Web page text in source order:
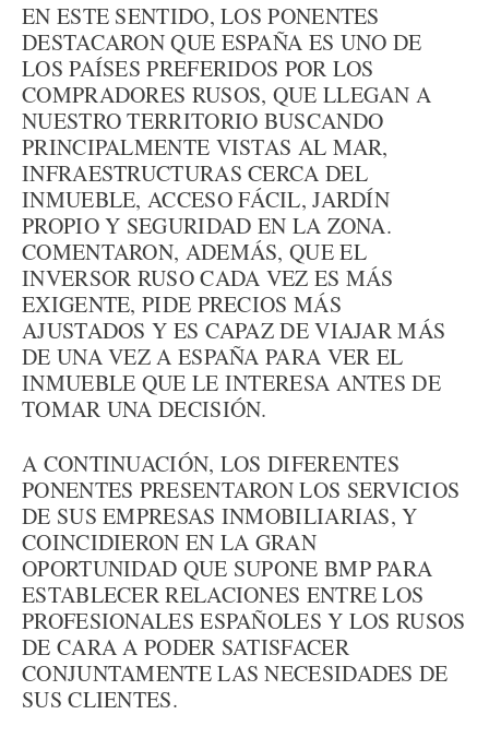
EN ESTE SENTIDO, LOS PONENTES
DESTACARON QUE ESPAÑA ES UNO DE
LOS PAÍSES PREFERIDOS POR LOS
COMPRADORES RUSOS, QUE LLEGAN A
NUESTRO TERRITORIO BUSCANDO
PRINCIPALMENTE VISTAS AL MAR,
INFRAESTRUCTURAS CERCA DEL
INMUEBLE, ACCESO FÁCIL, JARDÍN
PROPIO Y SEGURIDAD EN LA ZONA.
COMENTARON, ADEMÁS, QUE EL
INVERSOR RUSO CADA VEZ ES MÁS
EXIGENTE, PIDE PRECIOS MÁS
AJUSTADOS Y ES CAPAZ DE VIAJAR MÁS
DE UNA VEZ A ESPAÑA PARA VER EL
INMUEBLE QUE LE INTERESA ANTES DE
TOMAR UNA DECISIÓN.
A CONTINUACIÓN, LOS DIFERENTES
PONENTES PRESENTARON LOS SERVICIOS
DE SUS EMPRESAS INMOBILIARIAS, Y
COINCIDIERON EN LA GRAN
OPORTUNIDAD QUE SUPONE BMP PARA
ESTABLECER RELACIONES ENTRE LOS
PROFESIONALES ESPAÑOLES Y LOS RUSOS
DE CARA A PODER SATISFACER
CONJUNTAMENTE LAS NECESIDADES DE
SUS CLIENTES.